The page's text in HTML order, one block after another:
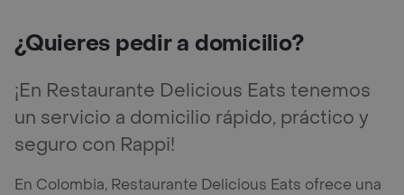
¿Quieres pedir a domicilio?
¡En Restaurante Delicious Eats tenemos
un servicio a domicilio rápido, práctico y
seguro con Rappi!
En Colombia, Restaurante Delicious Eats ofrece una